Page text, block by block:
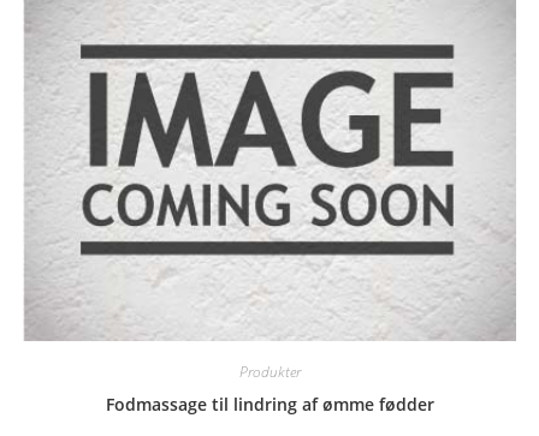
Produkter
Fodmassage til lindring af ømme fødder